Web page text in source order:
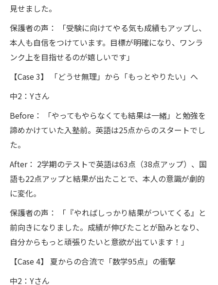
見せました。
保護者の声： 「受験に向けてやる気も成績もアップし、
本人も自信をつけています。目標が明確になり、ワンラ
ンク上を目指せるのが嬉しいです」
【Case 3】 「どうせ無理」から「もっとやりたい」へ
中2：Yさん
Before： 「やってもやらなくても結果は一緒」と勉強を
諦めかけていた入塾前。英語は25点からのスタートでし
た。
After： 2学期のテストで英語は63点（38点アップ）、国
語も22点アップと結果が出たことで、本人の意識が劇的
に変化。
保護者の声： 「『やればしっかり結果がついてくる』と
前向きになりました。成績が伸びたことが励みとなり、
自分からもっと頑張りたいと意欲が出ています！」
【Case 4】 夏からの合流で「数学95点」の衝撃
中2：Yさん